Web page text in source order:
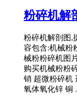
粉碎机解
粉碎机解剖图,
容包含:机械粉
械粉粉碎机图
购买机械粉粉
销 超微粉碎机
氧体氧化锌 铜 .